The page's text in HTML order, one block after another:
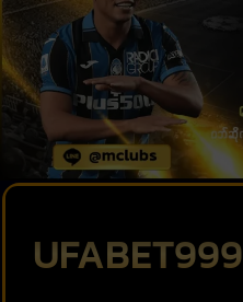
UFABET999